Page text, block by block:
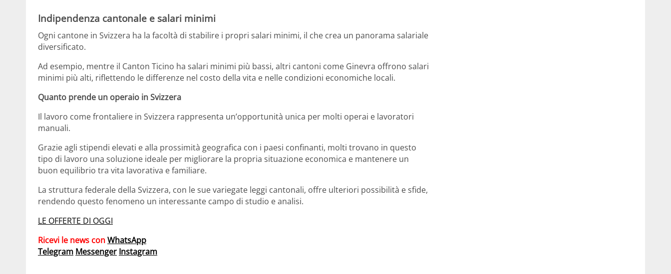
Indipendenza cantonale e salari minimi
Ogni cantone in Svizzera ha la facoltà di stabilire i propri salari minimi, il che crea un panorama salariale
diversificato.
Ad esempio, mentre il Canton Ticino ha salari minimi più bassi, altri cantoni come Ginevra offrono salari
minimi più alti, riflettendo le differenze nel costo della vita e nelle condizioni economiche locali​.
Quanto prende un operaio in Svizzera
Il lavoro come frontaliere in Svizzera rappresenta un’opportunità unica per molti operai e lavoratori
manuali.
Grazie agli stipendi elevati e alla prossimità geografica con i paesi confinanti, molti trovano in questo
tipo di lavoro una soluzione ideale per migliorare la propria situazione economica e mantenere un
buon equilibrio tra vita lavorativa e familiare.
La struttura federale della Svizzera, con le sue variegate leggi cantonali, offre ulteriori possibilità e sfide,
rendendo questo fenomeno un interessante campo di studio e analisi.
LE OFFERTE DI OGGI
Ricevi le news conWhatsApp
Telegram Messenger Instagram